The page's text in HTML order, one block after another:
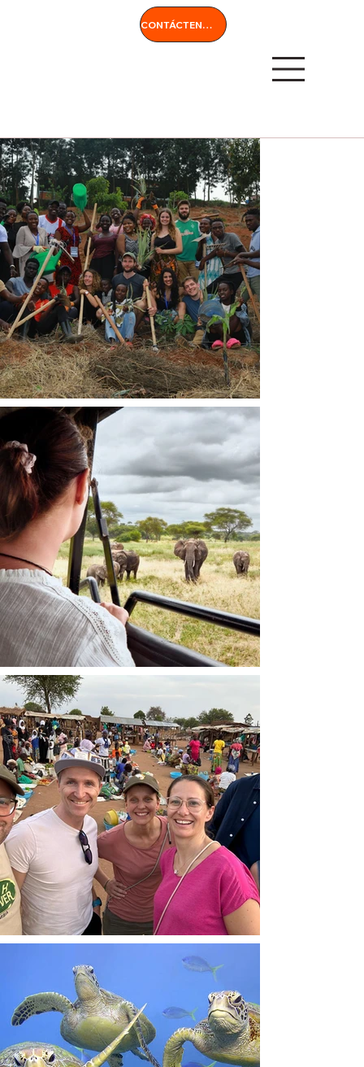
CONTÁCTENOS